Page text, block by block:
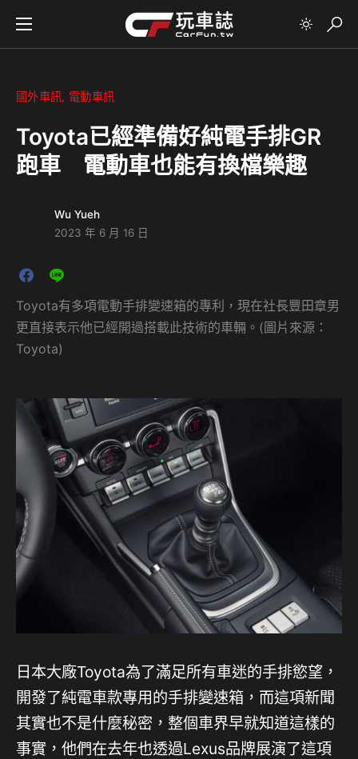
國外車訊 電動車訊
Toyota已經準備好純電手排GR
跑車 電動車也能有換檔樂趣
Wu Yueh
2023 年 6 月 16 日
Toyota有多項電動手排變速箱的專利，現在社長豐田章男
更直接表示他已經開過搭載此技術的車輛。(圖片來源：
Toyota)
日本大廠Toyota為了滿足所有車迷的手排慾望，
開發了純電車款專用的手排變速箱，而這項新聞
其實也不是什麼秘密，整個車界早就知道這樣的
事實，他們在去年也透過Lexus品牌展演了這項